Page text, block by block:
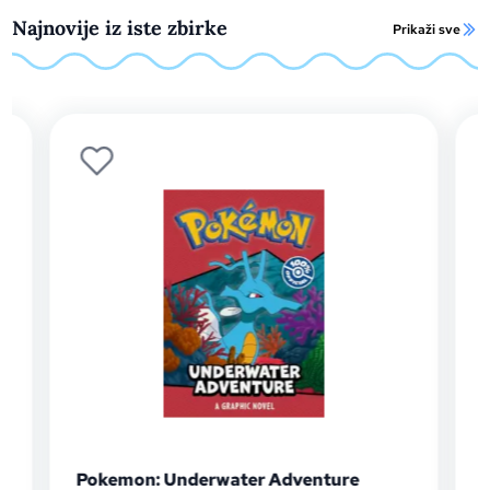
Najnovije iz iste zbirke Prikaži sve
Pokemon: Underwater Adventure